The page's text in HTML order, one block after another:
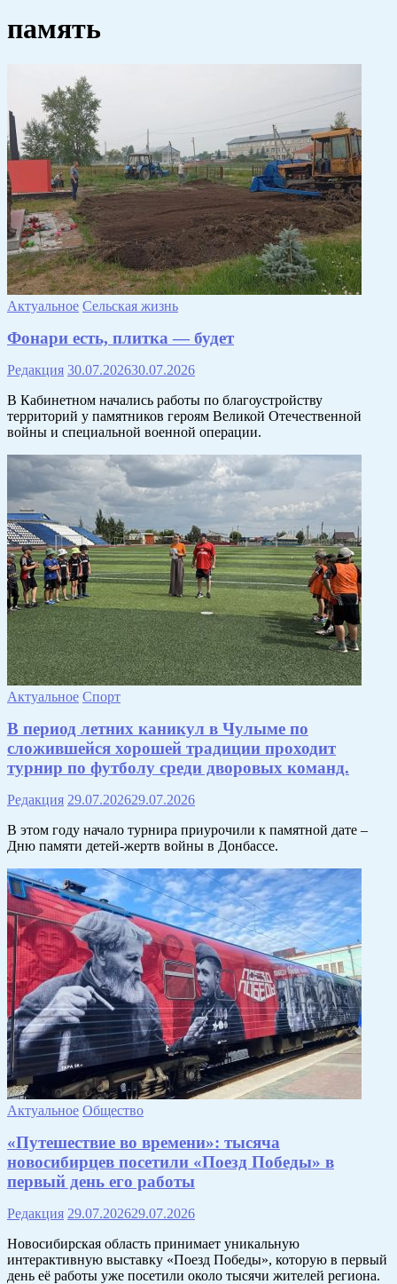
память
Актуальное Сельская жизнь
Фонари есть, плитка — будет
Редакция 30.07.202630.07.2026
В Кабинетном начались работы по благоустройству
территорий у памятников героям Великой Отечественной
войны и специальной военной операции.
Актуальное Спорт
В период летних каникул в Чулыме по
сложившейся хорошей традиции проходит
турнир по футболу среди дворовых команд.
Редакция 29.07.202629.07.2026
В этом году начало турнира приурочили к памятной дате –
Дню памяти детей-жертв войны в Донбассе.
Актуальное Общество
«Путешествие во времени»: тысяча
новосибирцев посетили «Поезд Победы» в
первый день его работы
Редакция 29.07.202629.07.2026
Новосибирская область принимает уникальную
интерактивную выставку «Поезд Победы», которую в первый
день её работы уже посетили около тысячи жителей региона.